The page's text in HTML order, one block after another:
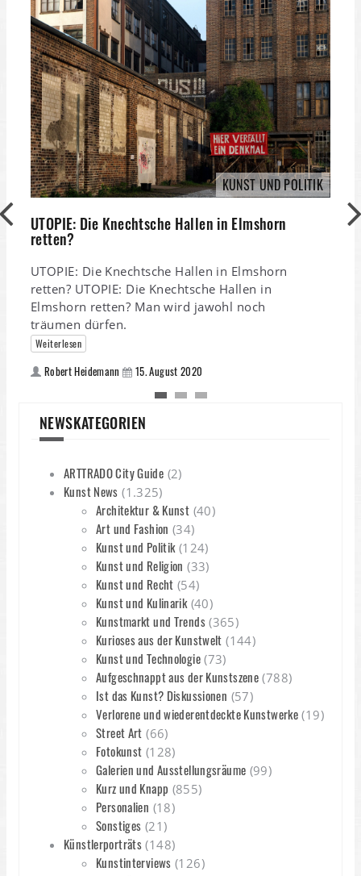
KUNST UND POLITIK
UTOPIE: Die Knechtsche Hallen in Elmshorn
retten?
UTOPIE: Die Knechtsche Hallen in Elmshorn
retten? UTOPIE: Die Knechtsche Hallen in
Elmshorn retten? Man wird jawohl noch
träumen dürfen.
Weiterlesen
Robert Heidemann 15. August 2020
NEWSKATEGORIEN
ARTTRADO City Guide (2)
Kunst News (1.325)
Architektur & Kunst (40)
Art und Fashion (34)
Kunst und Politik(124)
Kunst und Religion (33)
Kunst und Recht (54)
Kunst und Kulinarik(40)
Kunstmarkt und Trends(365)
Kurioses aus der Kunstwelt (144)
Kunst und Technologie(73)
Aufgeschnappt aus der Kunstszene (788)
Ist das Kunst? Diskussionen (57)
Verlorene und wiederentdeckte Kunstwerke (19)
Street Art (66)
Fotokunst (128)
Galerien und Ausstellungsräume (99)
Kurz und Knapp (855)
Personalien (18)
Sonstiges (21)
Künstlerporträts (148)
Kunstinterviews (126)